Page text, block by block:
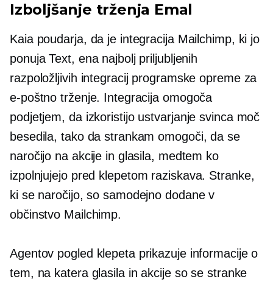
Izboljšanje trženja Emal
Kaia poudarja, da je integracija Mailchimp, ki jo
ponuja Text, ena najbolj priljubljenih
razpoložljivih integracij programske opreme za
e-poštno trženje. Integracija omogoča
podjetjem, da izkoristijo ustvarjanje svincamoč
besedila, tako da strankam omogoči, da se
naročijo na akcije in glasila, medtem ko
izpolnjujejo pred klepetom raziskava. Stranke,
ki se naročijo, so samodejno dodane v
občinstvo Mailchimp.
Agentov pogled klepeta prikazuje informacije o
tem, na katera glasila in akcije so se stranke